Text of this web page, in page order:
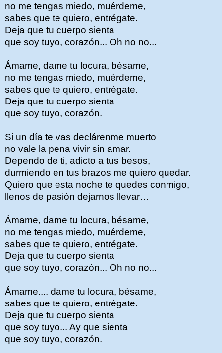
no me tengas miedo, muérdeme,
sabes que te quiero, entrégate.
Deja que tu cuerpo sienta
que soy tuyo, corazón... Oh no no...
Ámame, dame tu locura, bésame,
no me tengas miedo, muérdeme,
sabes que te quiero, entrégate.
Deja que tu cuerpo sienta
que soy tuyo, corazón.
Si un día te vas declárenme muerto
no vale la pena vivir sin amar.
Dependo de ti, adicto a tus besos,
durmiendo en tus brazos me quiero quedar.
Quiero que esta noche te quedes conmigo,
llenos de pasión dejarnos llevar…
Ámame, dame tu locura, bésame,
no me tengas miedo, muérdeme,
sabes que te quiero, entrégate.
Deja que tu cuerpo sienta
que soy tuyo, corazón... Oh no no...
Ámame.... dame tu locura, bésame,
sabes que te quiero, entrégate.
Deja que tu cuerpo sienta
que soy tuyo... Ay que sienta
que soy tuyo, corazón.